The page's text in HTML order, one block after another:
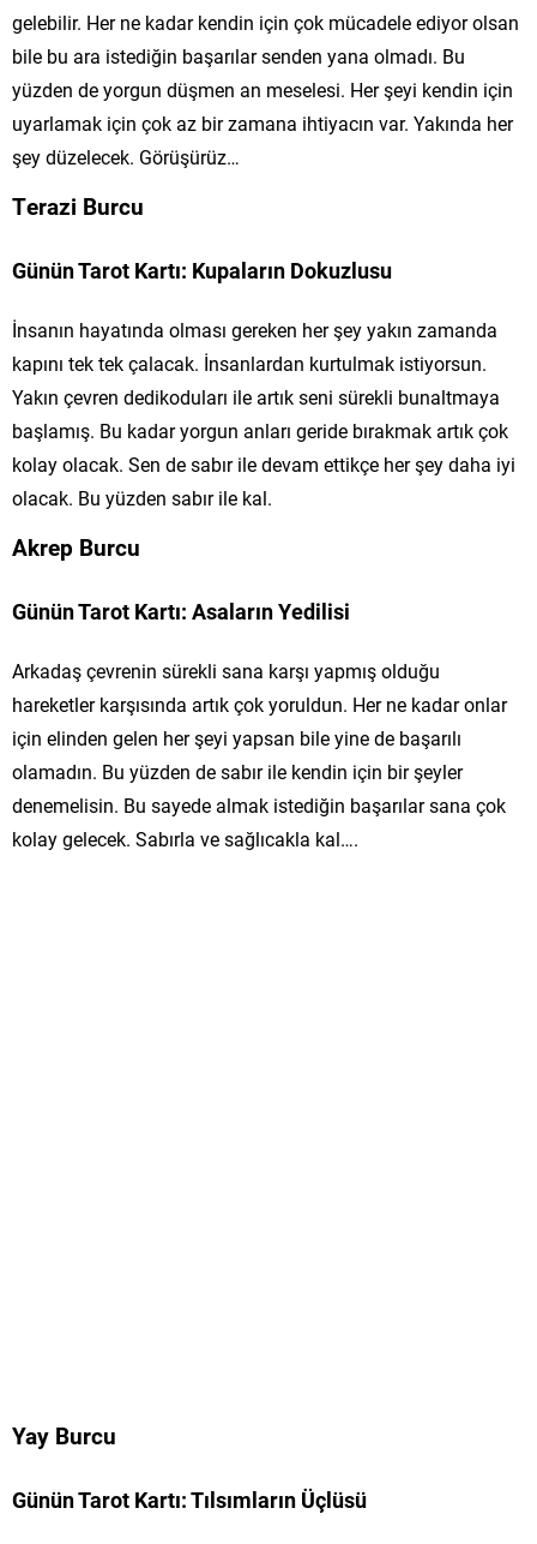
gelebilir. Her ne kadar kendin için çok mücadele ediyor olsan
bile bu ara istediğin başarılar senden yana olmadı. Bu
yüzden de yorgun düşmen an meselesi. Her şeyi kendin için
uyarlamak için çok az bir zamana ihtiyacın var. Yakında her
şey düzelecek. Görüşürüz…
Terazi Burcu
Günün Tarot Kartı: Kupaların Dokuzlusu
İnsanın hayatında olması gereken her şey yakın zamanda
kapını tek tek çalacak. İnsanlardan kurtulmak istiyorsun.
Yakın çevren dedikoduları ile artık seni sürekli bunaltmaya
başlamış. Bu kadar yorgun anları geride bırakmak artık çok
kolay olacak. Sen de sabır ile devam ettikçe her şey daha iyi
olacak. Bu yüzden sabır ile kal.
Akrep Burcu
Günün Tarot Kartı: Asaların Yedilisi
Arkadaş çevrenin sürekli sana karşı yapmış olduğu
hareketler karşısında artık çok yoruldun. Her ne kadar onlar
için elinden gelen her şeyi yapsan bile yine de başarılı
olamadın. Bu yüzden de sabır ile kendin için bir şeyler
denemelisin. Bu sayede almak istediğin başarılar sana çok
kolay gelecek. Sabırla ve sağlıcakla kal….
Yay Burcu
Günün Tarot Kartı: Tılsımların Üçlüsü